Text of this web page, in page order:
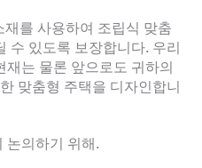
를 사용하여 조립식 맞춤
수 있도록 보장합니다. 우리
는 물론 앞으로도 귀하의
맞춤형 주택을 디자인합니
논의하기 위해.